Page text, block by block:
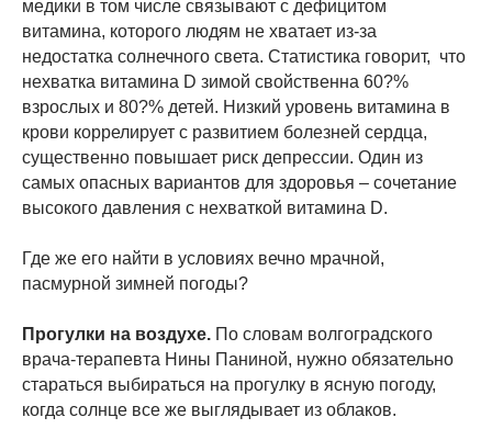
медики в том числе связывают с дефицитом
витамина, которого людям не хватает из-за
недостатка солнечного света. Статистика говорит, что
нехватка витамина D зимой свойственна 60?%
взрослых и 80?% детей. Низкий уровень витамина в
крови коррелирует с развитием болезней сердца,
существенно повышает риск депрессии. Один из
самых опасных вариантов для здоровья – сочетание
высокого давления с нехваткой витамина D.
Где же его найти в условиях вечно мрачной,
пасмурной зимней погоды?
Прогулки на воздухе. По словам волгоградского
врача-терапевта Нины Паниной, нужно обязательно
стараться выбираться на прогулку в ясную погоду,
когда солнце все же выглядывает из облаков.